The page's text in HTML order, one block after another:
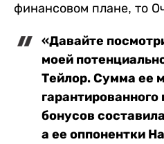
финансовом плане, то
«Давайте
моей
Тейлор. Сумма ее
гарантированного
бонусов
а ее оппонентки